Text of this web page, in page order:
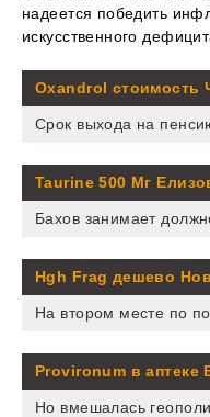
надеется победить
искусственного
Oxandrol стоимость
Срок выхода на
Taurine 500 Мг
Бахов занимает
Hgh Frag дешево
На втором месте по
Provironum в аптеке
Но вмешалась